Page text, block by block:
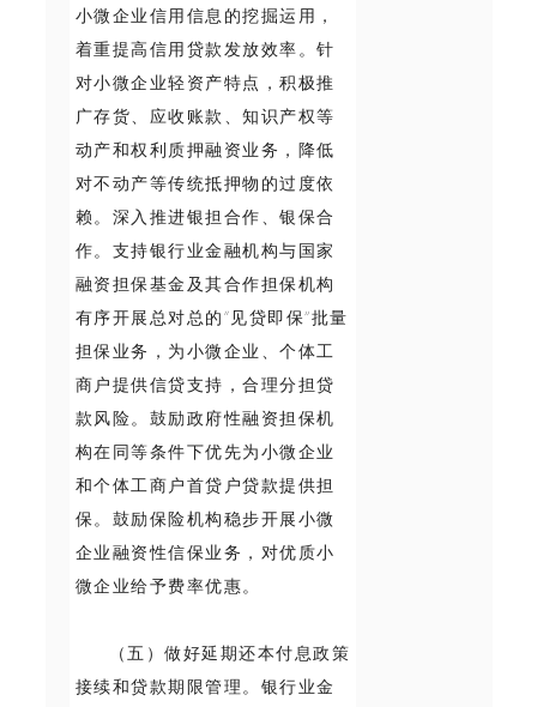
小微企业信用信息的挖掘运用，
着重提高信用贷款发放效率。针
对小微企业轻资产特点，积极推
广存货、应收账款、知识产权等
动产和权利质押融资业务，降低
对不动产等传统抵押物的过度依
赖。深入推进银担合作、银保合
作。支持银行业金融机构与国家
融资担保基金及其合作担保机构
有序开展总对总的“见贷即保”批量
担保业务，为小微企业、个体工
商户提供信贷支持，合理分担贷
款风险。鼓励政府性融资担保机
构在同等条件下优先为小微企业
和个体工商户首贷户贷款提供担
保。鼓励保险机构稳步开展小微
企业融资性信保业务，对优质小
微企业给予费率优惠。
（五）做好延期还本付息政策
接续和贷款期限管理。银行业金